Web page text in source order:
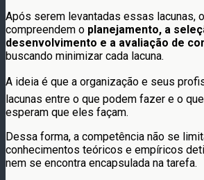
Após serem levantadas essas lacunas,
compreendem o planejamento, a
desenvolvimento e a avaliação de
buscando minimizar cada lacuna.
A ideia é que a organização e seus
lacunas entre o que podem fazer e o
esperam que eles façam.
Dessa forma, a competência não se
conhecimentos teóricos e empíricos
nem se encontra encapsulada na tarefa.